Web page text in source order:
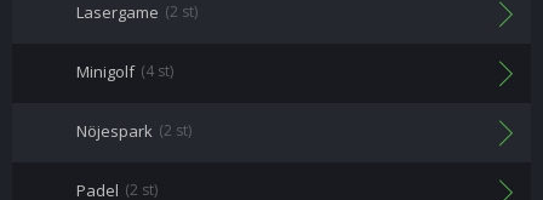
Lasergame (2 st)
Minigolf (4 st)
Nöjespark (2 st)
Padel (2 st)